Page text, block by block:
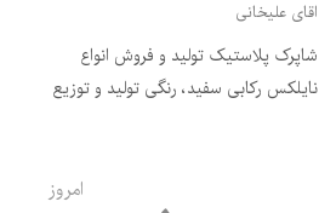
اقای علیخانی
شاپرک پلاستیک تولید و فروش انواع
نایلکس رکابی سفید، رنگی تولید و توزیع
تمایل با ارائه فاکتور رسمی ارزش افزوده
امروز